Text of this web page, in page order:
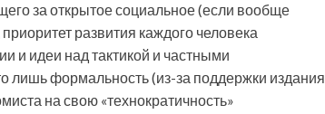
за открытое социальное (если вообще
развития каждого человека
и идеи над тактикой и частными
лишь формальность (из-за поддержки издания
на свою «технократичность»